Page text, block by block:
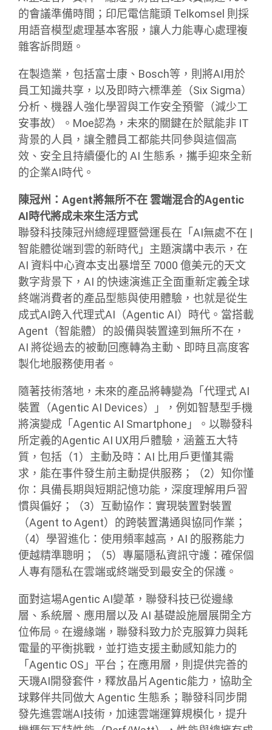
的會議準備時間；印尼電信龍頭 Telkomsel 則採
用語音模型處理基本客服，讓人力能專心處理複
雜客訴問題。
在製造業，包括富士康、Bosch等，則將AI用於
員工知識共享，以及即時六標準差（Six Sigma）
分析、機器人強化學習與工作安全預警（減少工
安事故）。Moe認為，未來的關鍵在於賦能非 IT
背景的人員，讓全體員工都能共同參與這個高
效、安全且持續優化的 AI 生態系，攜手迎來全新
的企業AI時代。
陳冠州：Agent將無所不在 雲端混合的Agentic
AI時代將成未來生活方式
聯發科技陳冠州總經理暨營運長在「AI無處不在 |
智能體從端到雲的新時代」主題演講中表示，在
AI 資料中心資本支出暴增至 7000 億美元的天文
數字背景下，AI 的快速演進正全面重新定義全球
終端消費者的產品型態與使用體驗，也就是從生
成式AI跨入代理式AI（Agentic AI）時代。當搭載
Agent（智能體）的設備與裝置達到無所不在，
AI 將從過去的被動回應轉為主動、即時且高度客
製化地服務使用者。
隨著技術落地，未來的產品將轉變為「代理式 AI
裝置（Agentic AI Devices）」，例如智慧型手機
將演變成「Agentic AI Smartphone」。以聯發科
所定義的Agentic AI UX用戶體驗，涵蓋五大特
質，包括（1）主動及時：AI 比用戶更懂其需
求，能在事件發生前主動提供服務；（2）知你懂
你：具備長期與短期記憶功能，深度理解用戶習
慣與偏好；（3）互動協作：實現裝置對裝置
（Agent to Agent）的跨裝置溝通與協同作業；
（4）學習進化：使用頻率越高，AI 的服務能力
便越精準聰明；（5）專屬隱私資訊守護：確保個
人專有隱私在雲端或終端受到最安全的保護。
面對這場Agentic AI變革，聯發科技已從邊緣
層、系統層、應用層以及 AI 基礎設施層展開全方
位佈局。在邊緣端，聯發科致力於克服算力與耗
電量的平衡挑戰，並打造支援主動感知能力的
「Agentic OS」平台；在應用層，則提供完善的
天璣AI開發套件，釋放晶片Agentic能力，協助全
球夥伴共同做大 Agentic 生態系；聯發科同步開
發先進雲端AI技術，加速雲端運算規模化，提升